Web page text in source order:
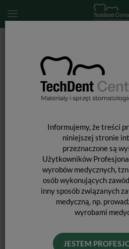
Informujemy, że treści
niniejszej stronie
przeznaczone są
Użytkowników
wyrobów medycznych,
osób wykonujących
inny sposób związanych
medyczną, np.
wyrobami
JESTEM
KOMPRESY